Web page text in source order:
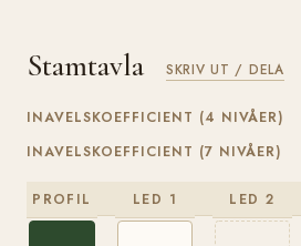
Stamtavla SKRIV UT / DELA
INAVELSKOEFFICIENT (4 NIVÅER)
INAVELSKOEFFICIENT (7 NIVÅER)
PROFIL LED 1 LED 2